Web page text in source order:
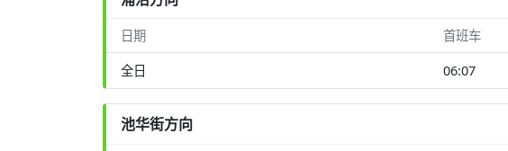
日期 首班车
全日 06:07
池华街方向